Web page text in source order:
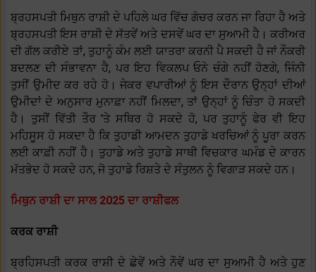
ਬ੍ਰਹਸਪਤੀ ਮਿਥੁਨ ਰਾਸ਼ੀ ਦੇ ਪਹਿਲੇ ਘਰ ਵਿੱਚ ਗੋਚਰ ਕਰਨ ਜਾ ਰਿਹਾ ਹੈ ਅਤੇ
ਬ੍ਰਹਸਪਤੀ ਇਸ ਰਾਸ਼ੀ ਦੇ ਸੱਤਵੇਂ ਅਤੇ ਦਸਵੇਂ ਘਰ ਦਾ ਸੁਆਮੀ ਹੈ। ਕਰੀਅਰ
ਦੀ ਗੱਲ ਕਰੀਏ ਤਾਂ, ਤੁਹਾਨੂੰ ਕੰਮ ਲਈ ਯਾਤਰਾ ਕਰਨੀ ਪੈ ਸਕਦੀ ਹੈ ਜਾਂ ਨੌਕਰੀ
ਬਦਲਣ ਦੀ ਸੰਭਾਵਨਾ ਹੈ, ਪਰ ਇਹ ਵਿਕਲਪ ਓਨੇ ਚੰਗੇ ਨਹੀਂ ਹੋਣਗੇ, ਜਿੰਨੀ
ਤੁਸੀਂ ਉਮੀਦ ਕਰ ਰਹੇ ਹੋ। ਜੇਕਰ ਵਪਾਰੀਆਂ ਨੂੰ ਇਸ ਦੌਰਾਨ ਉਨ੍ਹਾਂ ਦੀਆਂ
ਉਮੀਦਾਂ ਦੇ ਅਨੁਸਾਰ ਮੁਨਾਫ਼ਾ ਨਹੀਂ ਮਿਲਦਾ, ਤਾਂ ਉਨ੍ਹਾਂ ਨੂੰ ਚਿੰਤਾ ਹੋ ਸਕਦੀ
ਹੈ। ਤੁਸੀਂ ਵਿੱਤੀ ਤੌਰ 'ਤੇ ਸਥਿਰ ਹੋ ਸਕਦੇ ਹੋ, ਪਰ ਤੁਹਾਨੂੰ ਫੇਰ ਵੀ ਇਹ
ਮਹਿਸੂਸ ਹੋ ਸਕਦਾ ਹੈ ਕਿ ਤੁਹਾਡੀ ਆਮਦਨ ਤੁਹਾਡੇ ਖਰਚਿਆਂ ਨੂੰ ਪੂਰਾ ਕਰਨ
ਲਈ ਕਾਫ਼ੀ ਨਹੀਂ ਹੈ। ਤੁਹਾਡੇ ਅਤੇ ਤੁਹਾਡੇ ਸਾਥੀ ਵਿਚਕਾਰ ਘਮੰਡ ਦੇ ਕਾਰਨ
ਮੱਤਭੇਦ ਹੋ ਸਕਦੇ ਹਨ, ਜੋ ਤੁਹਾਡੇ ਰਿਸ਼ਤੇ ਦੇ ਸੰਤੁਲਨ ਨੂੰ ਵਿਗਾੜ ਸਕਦੇ ਹਨ।
ਮਿਥੁਨ ਰਾਸ਼ੀ ਦਾ ਸਾਲ 2025 ਦਾ ਰਾਸ਼ੀਫਲ
ਕਰਕ ਰਾਸ਼ੀ
ਬ੍ਰਹਿਸਪਤੀ ਕਰਕ ਰਾਸ਼ੀ ਦੇ ਛੇਵੇਂ ਅਤੇ ਨੌਵੇਂ ਘਰ ਦਾ ਸੁਆਮੀ ਹੈ ਅਤੇ ਹੁਣ